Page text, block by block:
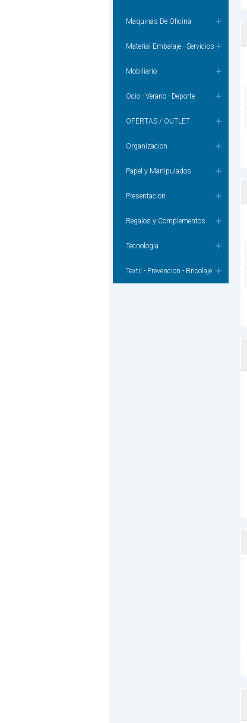
Maquinas De Oficina
Material Embalaje - Servicios
Mobiliario
Ocio - Verano - Deporte
OFERTAS / OUTLET
Organizacion
Papel y Manipulados
Presentacion
Regalos y Complementos
Tecnologia
Textil - Prevencion - Bricolaje